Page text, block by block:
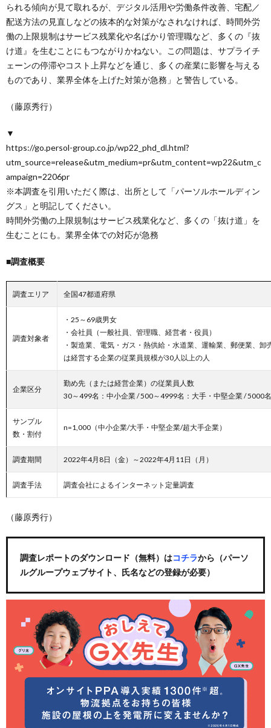
られる傾向が見て取れるが、デジタル活用や労働条件改善、宅配／
配送方法の見直しなどの抜本的な対策がなされなければ、時間外労
働の上限規制はサービス残業化や名ばかり管理職など、多くの『抜
け道』を生むことにもつながりかねない。この問題は、サプライチ
ェーンの停滞やコスト上昇などを通じ、多くの産業に影響を与える
ものであり、業界全体を上げた対策が急務」と警告している。
（藤原秀行）
▼
https://go.persol-group.co.jp/wp22_phd_dl.html?
utm_source=release&utm_medium=pr&utm_content=wp22&utm_c
ampaign=2206pr
※本調査を引用いただく際は、出所として「パーソルホールディン
グス」と明記してください。
時間外労働の上限規制はサービス残業化など、多くの「抜け道」を
生むことにも。業界全体での対応が急務
■調査概要
調査エリア 全国47都道府県
調査対象者
・25～69歳男女
・会社員（一般社員、管理職、経営者・役員）
・製造業、電気・ガス・熱供給・水道業、運輸業、郵便業、
は経営する企業の従業員規模が30人以上の人
企業区分
勤め先（または経営企業）の従業員人数
30～499名：中小企業 / 500～4999名：大手・中堅企業 / 5000
サンプル
数・割付
n=1,000（中小企業/大手・中堅企業/超大手企業）
調査期間 2022年4月8日（金）～2022年4月11日（月）
調査手法 調査会社によるインターネット定量調査
（藤原秀行）
調査レポートのダウンロード（無料）はコチラから（パーソ
ルグループウェブサイト、氏名などの登録が必要）